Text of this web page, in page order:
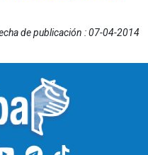
de publicación : 07-04-2014